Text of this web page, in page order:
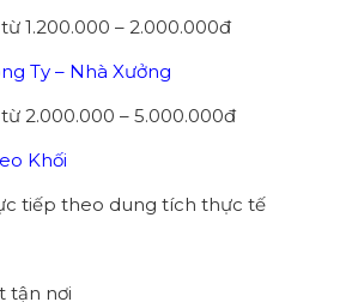
1.200.000 – 2.000.000đ
Ty – Nhà Xưởng
2.000.000 – 5.000.000đ
Khối
tiếp theo dung tích thực tế
tận nơi